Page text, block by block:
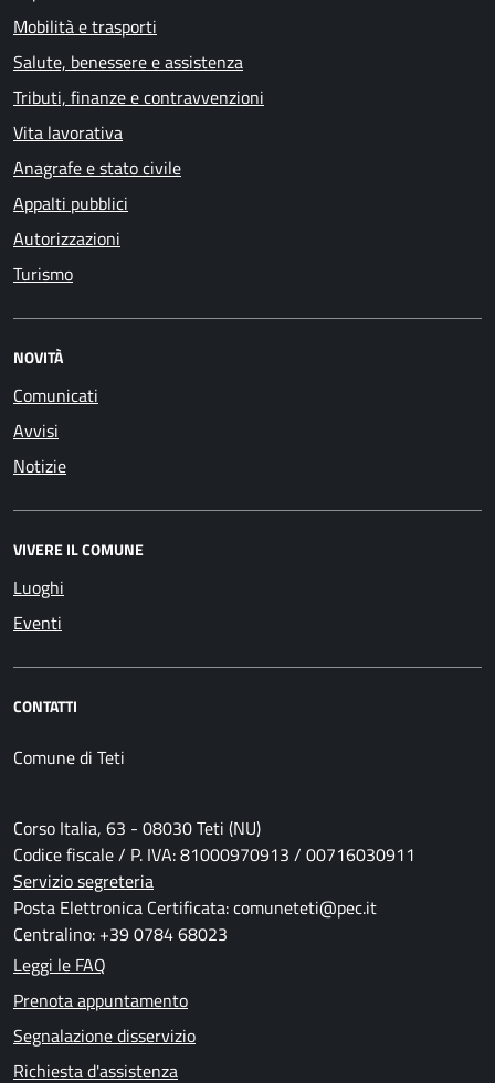
Mobilità e trasporti
Salute, benessere e assistenza
Tributi, finanze e contravvenzioni
Vita lavorativa
Anagrafe e stato civile
Appalti pubblici
Autorizzazioni
Turismo
NOVITÀ
Comunicati
Avvisi
Notizie
VIVERE IL COMUNE
Luoghi
Eventi
CONTATTI
Comune di Teti
Corso Italia, 63 - 08030 Teti (NU)
Codice fiscale / P. IVA: 81000970913 / 00716030911
Servizio segreteria
Posta Elettronica Certificata: comuneteti@pec.it
Centralino: +39 0784 68023
Leggi le FAQ
Prenota appuntamento
Segnalazione disservizio
Richiesta d'assistenza